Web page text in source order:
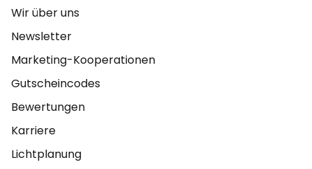
Wir über uns
Newsletter
Marketing-Kooperationen
Gutscheincodes
Bewertungen
Karriere
Lichtplanung